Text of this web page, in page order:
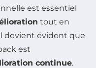
est essentiel
tout en
devient évident que
est
continue.